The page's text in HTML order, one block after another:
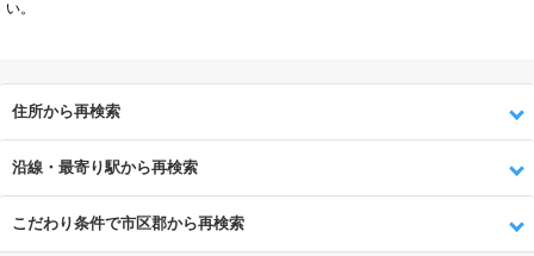
い。
住所から再検索
沿線・最寄り駅から再検索
こだわり条件で市区郡から再検索